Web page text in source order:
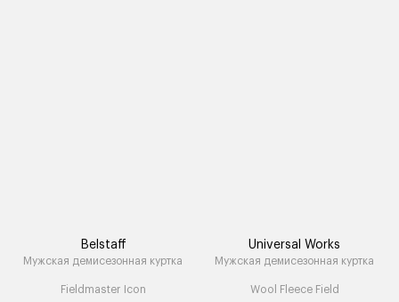
Belstaff
Мужская демисезонная куртка
Fieldmaster Icon
Universal Works
Мужская демисезонная куртка
Wool Fleece Field